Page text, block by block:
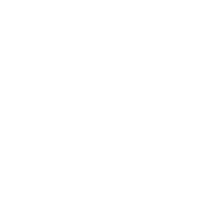
Все нормально. Немного запутался при